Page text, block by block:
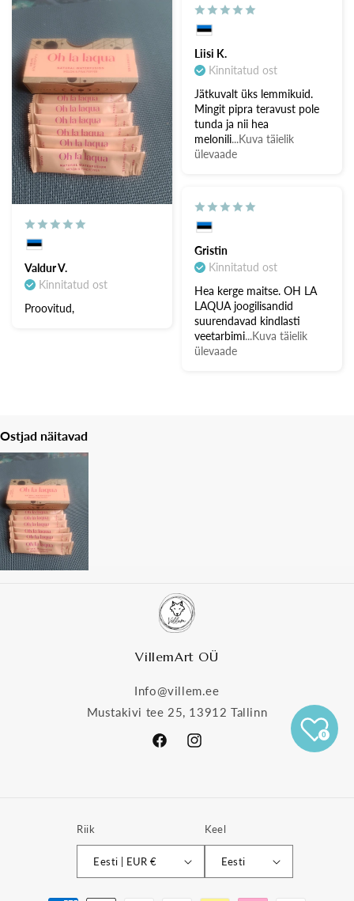
Valdur V.
Kinnitatud ost
Proovitud,
Liisi K.
Kinnitatud ost
Jätkuvalt üks lemmikuid.
Mingit pipra teravust pole
tunda ja nii hea
melonili...Kuva täielik
ülevaade
Gristin
Kinnitatud ost
Hea kerge maitse. OH LA
LAQUA joogilisandid
suurendavad kindlasti
veetarbimi...Kuva täielik
ülevaade
Ostjad näitavad
VillemArt OÜ
Info@villem.ee
Mustakivi tee 25, 13912 Tallinn
FacebookInstagram
Riik
Eesti | EUR €
Keel
Eesti
0